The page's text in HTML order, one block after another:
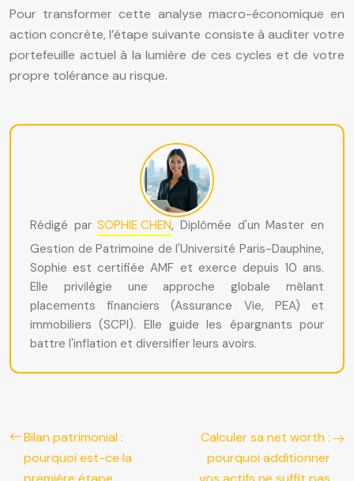
Pour transformer cette analyse macro-économique en
action concrète, l’étape suivante consiste à auditer votre
portefeuille actuel à la lumière de ces cycles et de votre
propre tolérance au risque.
Rédigé parSOPHIE CHEN, Diplômée d'un Master en
Gestion de Patrimoine de l'Université Paris-Dauphine,
Sophie est certifiée AMF et exerce depuis 10 ans.
Elle privilégie une approche globale mêlant
placements financiers (Assurance Vie, PEA) et
immobiliers (SCPI). Elle guide les épargnants pour
battre l'inflation et diversifier leurs avoirs.
Bilan patrimonial :
pourquoi est-ce la
Calculer sa net worth :
pourquoi additionner